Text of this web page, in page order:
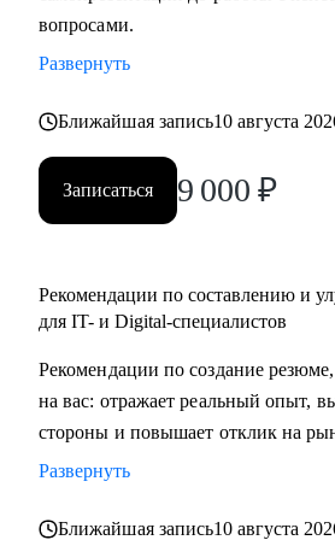
⦁ Составить план профессионального
сориентировать по карьерным
⦁ Сделать первые шаги в новой
Кому могу помочь:
⦁ ИТ-менеджерам и лидам.
⦁ Тестировщикам, разработчикам,
вопросами.
Развернуть
Ближайшая запись10 августа
Записаться 9 000 ₽
Рекомендации по составлению и
для IT- и Digital-специалистов
Рекомендации по создание резюме,
на вас: отражает реальный опыт,
стороны и повышает отклик на
Развернуть
Ближайшая запись10 августа